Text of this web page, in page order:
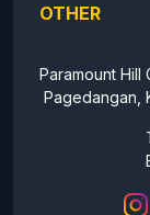
OTHER
Paramount Hill
Pagedangan,